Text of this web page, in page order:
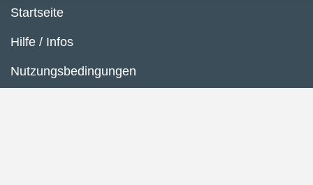
Startseite
Hilfe / Infos
Nutzungsbedingungen